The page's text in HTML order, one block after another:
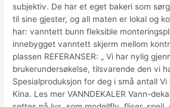
subjektiv. De har et eget bakeri som
til sine gjester, og all maten er lokal og
har: vanntett bunn fleksible
innebygget vanntett skjerm mellom
plassen REFERANSER: „ Vi har nylig
brukerundersøkelse, tilsvarende den vi
Spesialproduksjon for deg i små antall
Kina. Les mer VANNDEKALER Vann-